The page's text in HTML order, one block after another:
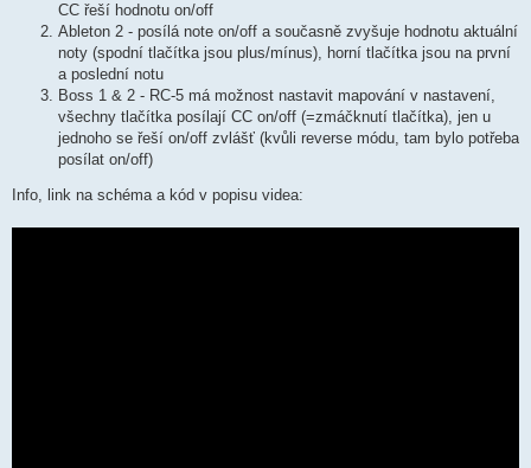
CC řeší hodnotu on/off
Ableton 2 - posílá note on/off a současně zvyšuje hodnotu aktuální
noty (spodní tlačítka jsou plus/mínus), horní tlačítka jsou na první
a poslední notu
Boss 1 & 2 - RC-5 má možnost nastavit mapování v nastavení,
všechny tlačítka posílají CC on/off (=zmáčknutí tlačítka), jen u
jednoho se řeší on/off zvlášť (kvůli reverse módu, tam bylo potřeba
posílat on/off)
Info, link na schéma a kód v popisu videa: